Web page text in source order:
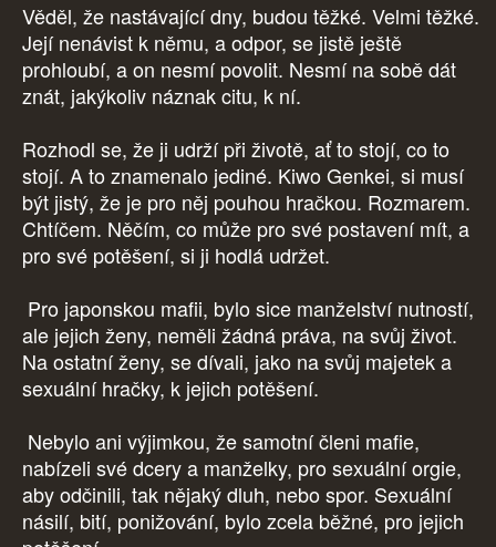
Věděl, že nastávající dny, budou těžké. Velmi těžké.
Její nenávist k němu, a odpor, se jistě ještě
prohloubí, a on nesmí povolit. Nesmí na sobě dát
znát, jakýkoliv náznak citu, k ní.
Rozhodl se, že ji udrží při životě, ať to stojí, co to
stojí. A to znamenalo jediné. Kiwo Genkei, si musí
být jistý, že je pro něj pouhou hračkou. Rozmarem.
Chtíčem. Něčím, co může pro své postavení mít, a
pro své potěšení, si ji hodlá udržet.
Pro japonskou mafii, bylo sice manželství nutností,
ale jejich ženy, neměli žádná práva, na svůj život.
Na ostatní ženy, se dívali, jako na svůj majetek a
sexuální hračky, k jejich potěšení.
Nebylo ani výjimkou, že samotní členi mafie,
nabízeli své dcery a manželky, pro sexuální orgie,
aby odčinili, tak nějaký dluh, nebo spor. Sexuální
násilí, bití, ponižování, bylo zcela běžné, pro jejich